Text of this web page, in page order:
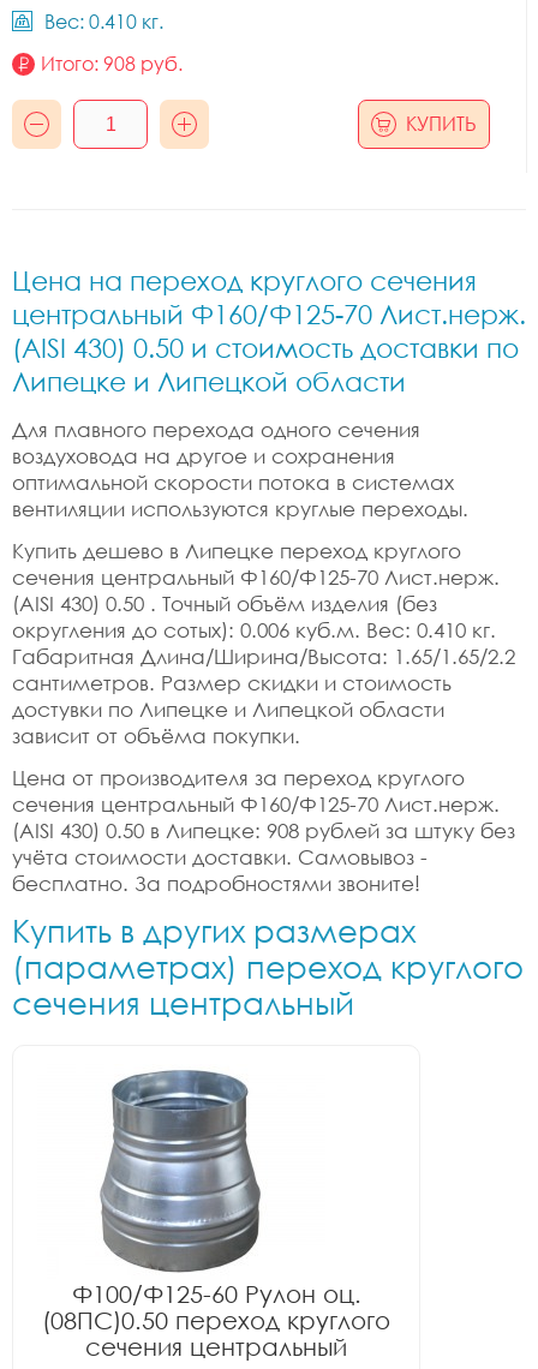
Вес: 0.410 кг.
Итого: 908 руб.
КУПИТЬ
Цена на переход круглого сечения
центральный Ф160/Ф125-70 Лист.нерж.
(AISI 430) 0.50 и стоимость доставки по
Липецке и Липецкой области
Для плавного перехода одного сечения
воздуховода на другое и сохранения
оптимальной скорости потока в системах
вентиляции используются круглые переходы.
Купить дешево в Липецке переход круглого
сечения центральный Ф160/Ф125-70 Лист.нерж.
(AISI 430) 0.50 . Точный объём изделия (без
округления до сотых): 0.006 куб.м. Вес: 0.410 кг.
Габаритная Длина/Ширина/Высота: 1.65/1.65/2.2
сантиметров. Размер скидки и стоимость
достувки по Липецке и Липецкой области
зависит от объёма покупки.
Цена от производителя за переход круглого
сечения центральный Ф160/Ф125-70 Лист.нерж.
(AISI 430) 0.50 в Липецке: 908 рублей за штуку без
учёта стоимости доставки. Самовывоз -
бесплатно. За подробностями звоните!
Купить в других размерах
(параметрах) переход круглого
сечения центральный
Ф100/Ф125-60 Рулон оц.
(08ПС)0.50 переход круглого
сечения центральный